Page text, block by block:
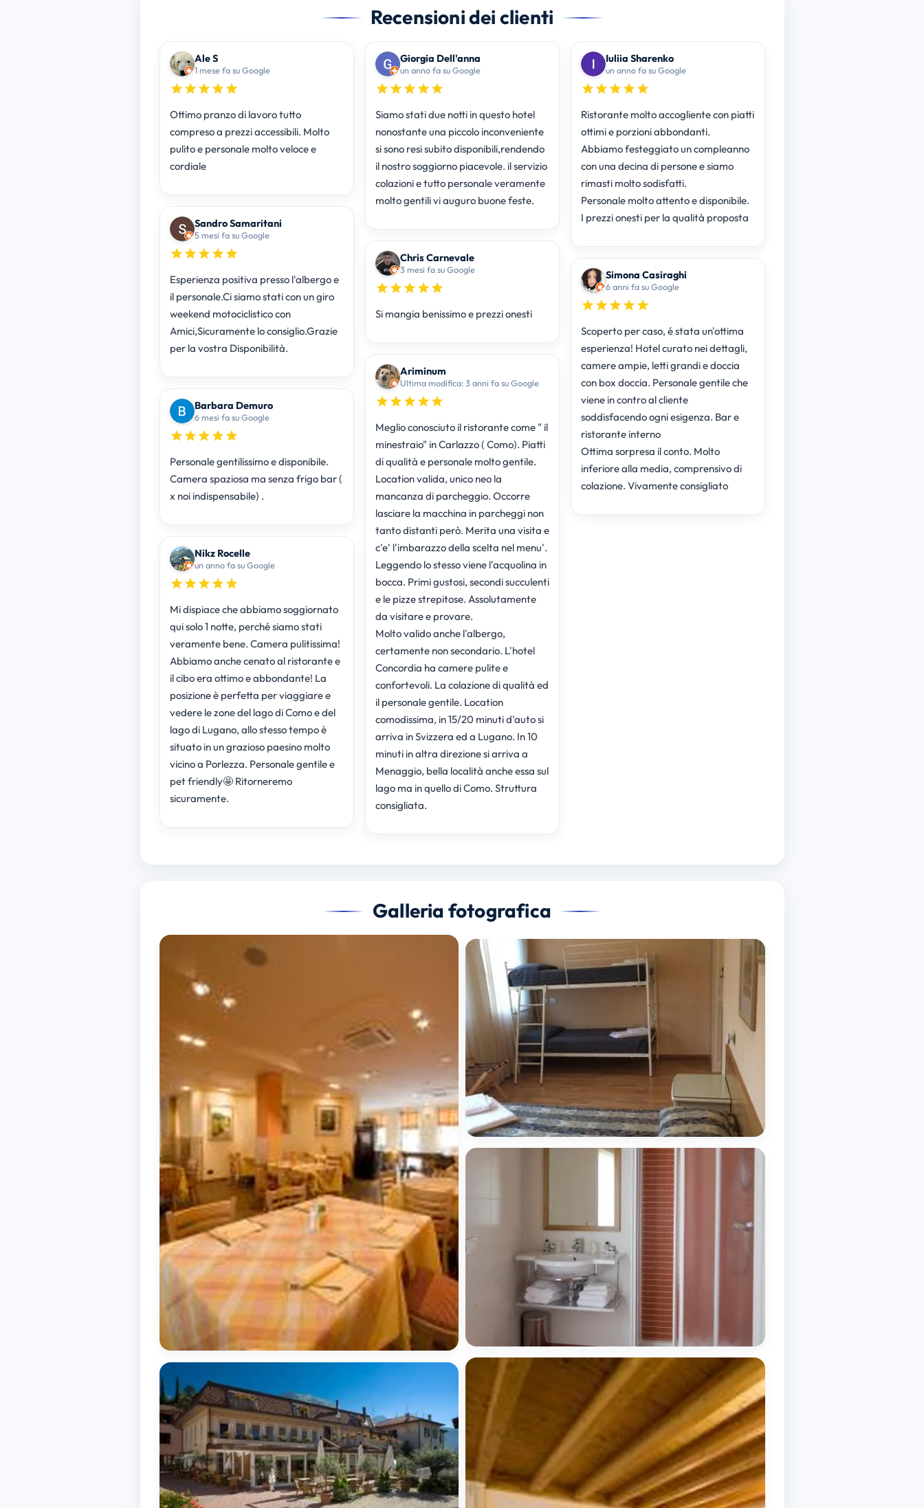
Recensioni dei clienti
Ale S
1 mese fa su Google
Ottimo pranzo di lavoro tutto
compreso a prezzi accessibili. Molto
pulito e personale molto veloce e
cordiale
Sandro Samaritani
5 mesi fa su Google
Esperienza positiva presso l'albergo e
il personale.Ci siamo stati con un giro
weekend motociclistico con
Amici,Sicuramente lo consiglio.Grazie
per la vostra Disponibilità.
Barbara Demuro
6 mesi fa su Google
Personale gentilissimo e disponibile.
Camera spaziosa ma senza frigo bar (
x noi indispensabile) .
Nikz Rocelle
un anno fa su Google
Mi dispiace che abbiamo soggiornato
qui solo 1 notte, perché siamo stati
veramente bene. Camera pulitissima!
Abbiamo anche cenato al ristorante e
il cibo era ottimo e abbondante! La
posizione è perfetta per viaggiare e
vedere le zone del lago di Como e del
lago di Lugano, allo stesso tempo è
situato in un grazioso paesino molto
vicino a Porlezza. Personale gentile e
pet friendly🤩 Ritorneremo
sicuramente.
Giorgia Dell'anna
un anno fa su Google
Siamo stati due notti in questo hotel
nonostante una piccolo inconveniente
si sono resi subito disponibili,rendendo
il nostro soggiorno piacevole. il servizio
colazioni e tutto personale veramente
molto gentili vi auguro buone feste.
Chris Carnevale
3 mesi fa su Google
Si mangia benissimo e prezzi onesti
Ariminum
Ultima modifica: 3 anni fa su Google
Meglio conosciuto il ristorante come " il
minestraio" in Carlazzo ( Como). Piatti
di qualità e personale molto gentile.
Location valida, unico neo la
mancanza di parcheggio. Occorre
lasciare la macchina in parcheggi non
tanto distanti però. Merita una visita e
c'e' l'imbarazzo della scelta nel menu'.
Leggendo lo stesso viene l'acquolina in
bocca. Primi gustosi, secondi succulenti
e le pizze strepitose. Assolutamente
da visitare e provare.
Molto valido anche l'albergo,
certamente non secondario. L'hotel
Concordia ha camere pulite e
confortevoli. La colazione di qualità ed
il personale gentile. Location
comodissima, in 15/20 minuti d'auto si
arriva in Svizzera ed a Lugano. In 10
minuti in altra direzione si arriva a
Menaggio, bella località anche essa sul
lago ma in quello di Como. Struttura
consigliata.
Iuliia Sharenko
un anno fa su Google
Ristorante molto accogliente con piatti
ottimi e porzioni abbondanti.
Abbiamo festeggiato un compleanno
con una decina di persone e siamo
rimasti molto sodisfatti.
Personale molto attento e disponibile.
I prezzi onesti per la qualità proposta
Simona Casiraghi
6 anni fa su Google
Scoperto per caso, é stata un'ottima
esperienza! Hotel curato nei dettagli,
camere ampie, letti grandi e doccia
con box doccia. Personale gentile che
viene in contro al cliente
soddisfacendo ogni esigenza. Bar e
ristorante interno
Ottima sorpresa il conto. Molto
inferiore alla media, comprensivo di
colazione. Vivamente consigliato
Galleria fotografica